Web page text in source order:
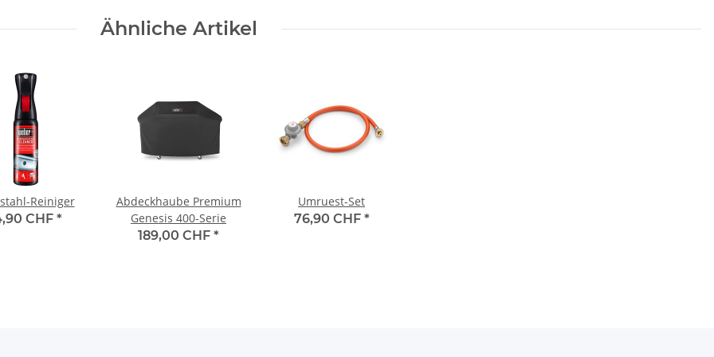
Ähnliche Artikel
Reiniger
CHF *
Abdeckhaube Premium
Genesis 400-Serie
189,00 CHF *
Umruest-Set
76,90 CHF *